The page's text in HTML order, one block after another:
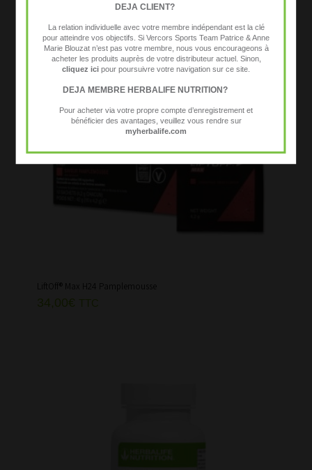
LiftOff® Max H24 Pamplemousse
34,00€ TTC
DEJA CLIENT?
La relation individuelle avec votre membre indépendant est la clé
pour atteindre vos objectifs. Si Vercors Sports Team Patrice & Anne
Marie Blouzat n’est pas votre membre, nous vous encourageons à
acheter les produits auprès de votre distributeur actuel. Sinon,
cliquez ici pour poursuivre votre navigation sur ce site.
DEJA MEMBRE HERBALIFE NUTRITION?
Pour acheter via votre propre compte d’enregistrement et
bénéficier des avantages, veuillez vous rendre sur
myherbalife.com